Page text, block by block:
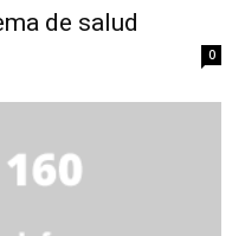
de salud
0